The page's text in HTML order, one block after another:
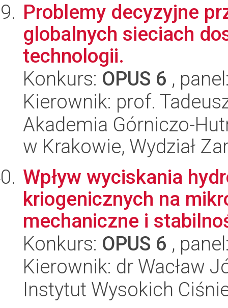
Problemy decyzyjne
globalnych sieciach
technologii.
Konkurs: OPUS 6 ,
Kierownik: prof.
Akademia Górniczo-
w Krakowie, Wydział
Wpływ wyciskania
kriogenicznych na
mechaniczne i
Konkurs: OPUS 6 ,
Kierownik: dr Wacław
Instytut Wysokich